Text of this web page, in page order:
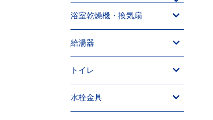
浴室乾燥機・換気扇
給湯器
トイレ
水栓金具